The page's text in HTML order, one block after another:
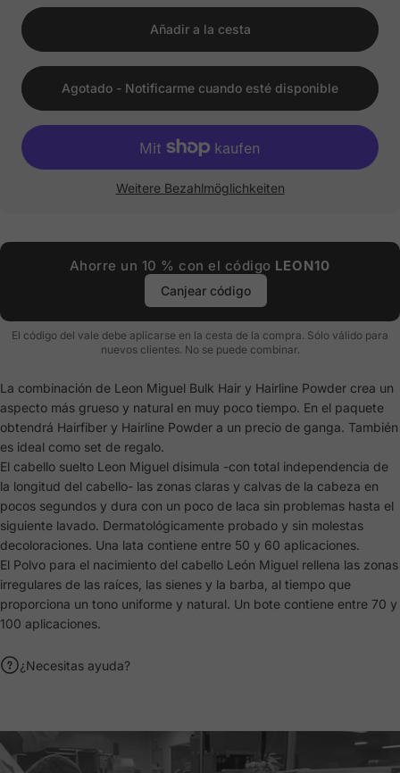
Añadir a la cesta
Agotado - Notificarme cuando esté disponible
Weitere Bezahlmöglichkeiten
Ahorre un 10 % con el código LEON10
Canjear código
El código del vale debe aplicarse en la cesta de la compra. Sólo válido para
nuevos clientes. No se puede combinar.
La combinación de Leon Miguel Bulk Hair y Hairline Powder crea un
aspecto más grueso y natural en muy poco tiempo. En el paquete
obtendrá Hairfiber y Hairline Powder a un precio de ganga. También
es ideal como set de regalo.
El cabello suelto Leon Miguel disimula -con total independencia de
la longitud del cabello- las zonas claras y calvas de la cabeza en
pocos segundos y dura con un poco de laca sin problemas hasta el
siguiente lavado. Dermatológicamente probado y sin molestas
decoloraciones. Una lata contiene entre 50 y 60 aplicaciones.
El Polvo para el nacimiento del cabello León Miguel rellena las zonas
irregulares de las raíces, las sienes y la barba, al tiempo que
proporciona un tono uniforme y natural. Un bote contiene entre 70 y
100 aplicaciones.
¿Necesitas ayuda?